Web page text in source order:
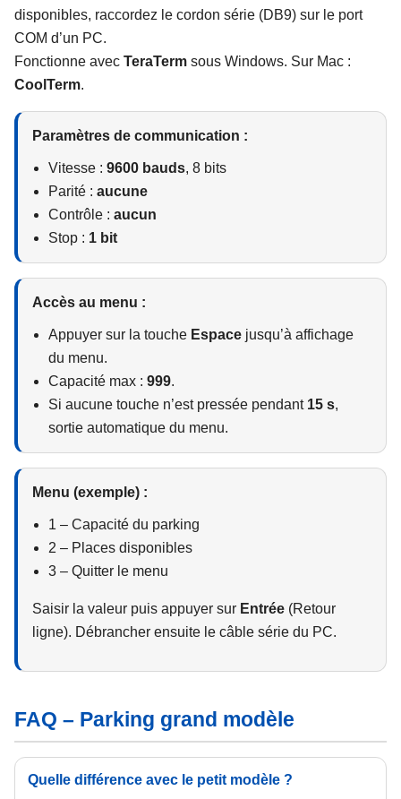
disponibles, raccordez le cordon série (DB9) sur le port
COM d’un PC.
Fonctionne avec TeraTerm sous Windows. Sur Mac :
CoolTerm.
Paramètres de communication :
Vitesse : 9600 bauds, 8 bits
Parité : aucune
Contrôle : aucun
Stop : 1 bit
Accès au menu :
Appuyer sur la touche Espace jusqu’à affichage
du menu.
Capacité max : 999.
Si aucune touche n’est pressée pendant 15 s,
sortie automatique du menu.
Menu (exemple) :
1 – Capacité du parking
2 – Places disponibles
3 – Quitter le menu
Saisir la valeur puis appuyer sur Entrée (Retour
ligne). Débrancher ensuite le câble série du PC.
FAQ – Parking grand modèle
Quelle différence avec le petit modèle ?